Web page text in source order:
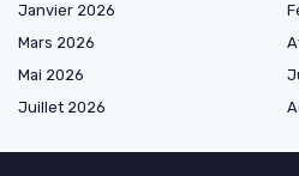
Janvier 2026
Mars 2026
Mai 2026
Juillet 2026